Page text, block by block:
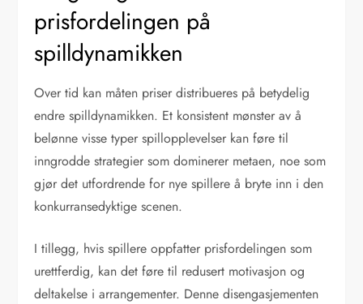
prisfordelingen på
spilldynamikken
Over tid kan måten priser distribueres på betydelig
endre spilldynamikken. Et konsistent mønster av å
belønne visse typer spillopplevelser kan føre til
inngrodde strategier som dominerer metaen, noe som
gjør det utfordrende for nye spillere å bryte inn i den
konkurransedyktige scenen.
I tillegg, hvis spillere oppfatter prisfordelingen som
urettferdig, kan det føre til redusert motivasjon og
deltakelse i arrangementer. Denne disengasjementen